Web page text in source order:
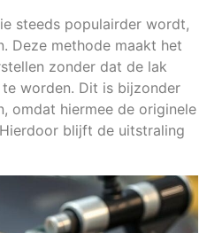
steeds populairder wordt,
Deze methode maakt het
zonder dat de lak
worden. Dit is bijzonder
omdat hiermee de originele
blijft de uitstraling